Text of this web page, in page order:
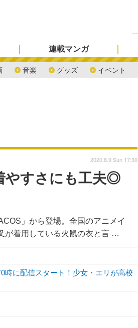
音楽 グッズ イベント
連載マンガ
やすさにも工夫◎
」から登場。全国のアニメイ
が着用している火鼠の衣と言 …
2020.8.9 Sun 17:30
時に配信スタート！少女・エリが高校